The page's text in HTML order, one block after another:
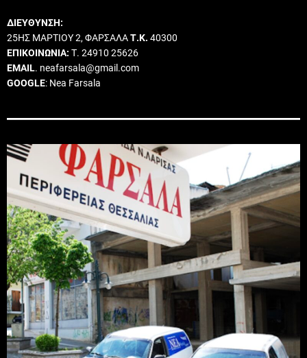
ΔΙΕΥΘΥΝΣΗ:
25ΗΣ ΜΑΡΤΙΟΥ 2, ΦΑΡΣΑΛΑΤ.Κ. 40300
ΕΠΙΚΟΙΝΩΝΙΑ: Τ. 24910 25626
EMAIL. neafarsala@gmail.com
GOOGLE: Nea Farsala